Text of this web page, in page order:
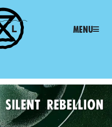
Menu